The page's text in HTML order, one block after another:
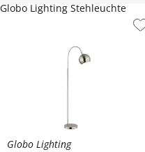
Globo Lighting
Globo Lighting Stehleuchte